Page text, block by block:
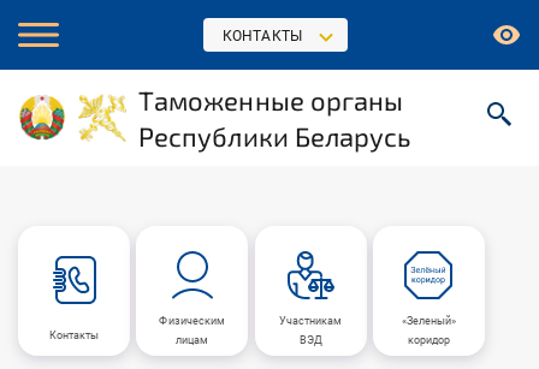
КОНТАКТЫ
Таможенные органы
Республики Беларусь
Контакты
Физическим
лицам
Участникам
ВЭД
«Зеленый»
коридор